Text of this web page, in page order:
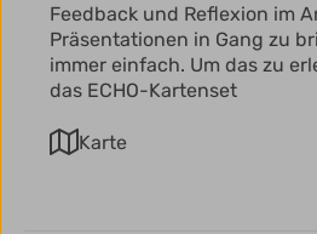
Feedback und Reflexion im
Präsentationen in Gang zu
immer einfach. Um das zu
das ECHO-Kartenset
Karte